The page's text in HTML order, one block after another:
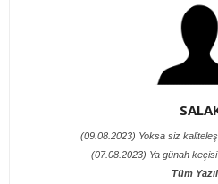
(09.08.2023) Yoksa siz
(07.08.2023) Ya günah
Tüm